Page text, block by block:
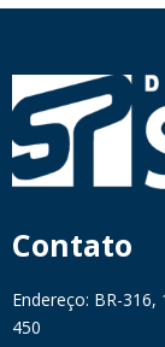
Contato
Endereço: BR-
450